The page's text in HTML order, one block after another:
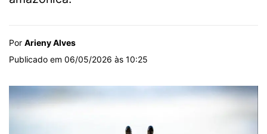
Por Arieny Alves
Publicado em 06/05/2026 às 10:25